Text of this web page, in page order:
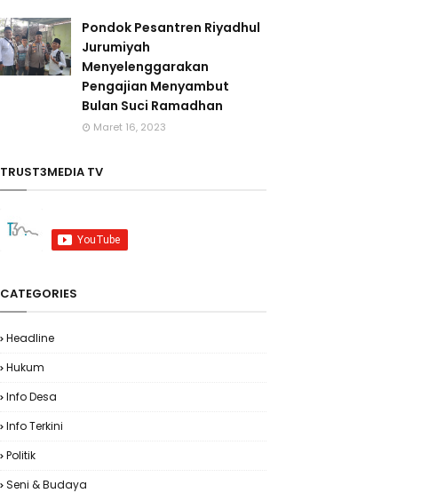
Pondok Pesantren Riyadhul
Jurumiyah
Menyelenggarakan
Pengajian Menyambut
Bulan Suci Ramadhan
Maret 16, 2023
TRUST3MEDIA TV
CATEGORIES
Headline
Hukum
Info Desa
Info Terkini
Politik
Seni & Budaya